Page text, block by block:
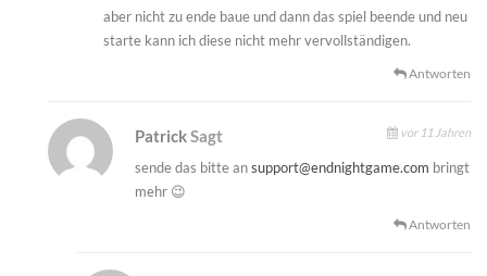
aber nicht zu ende baue und dann das spiel beende und neu
starte kann ich diese nicht mehr vervollständigen.
Antworten
PatrickSagt vor 11 Jahren
sende das bitte ansupport@endnightgame.com bringt
mehr 😉
Antworten